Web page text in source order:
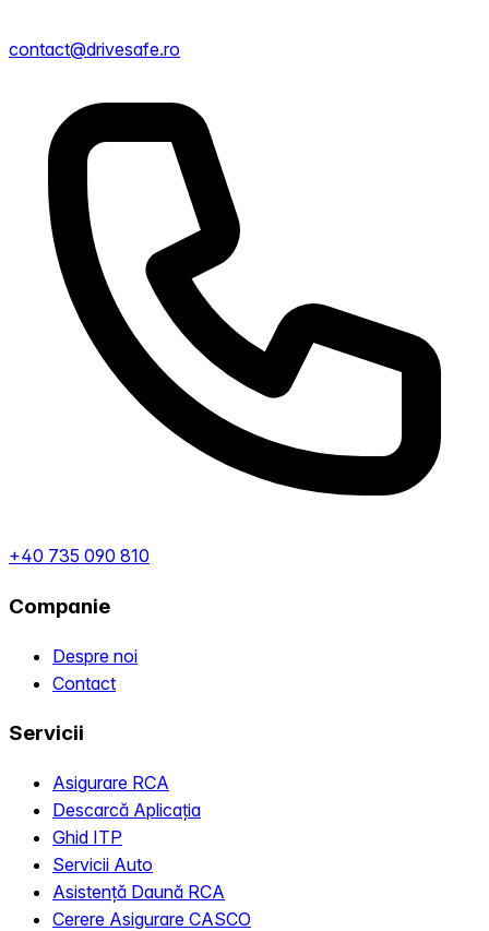
contact@drivesafe.ro
+40 735 090 810
Companie
Despre noi
Contact
Servicii
Asigurare RCA
Descarcă Aplicația
Ghid ITP
Servicii Auto
Asistență Daună RCA
Cerere Asigurare CASCO